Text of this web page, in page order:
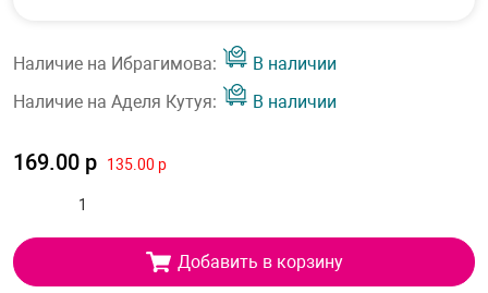
Наличие на Ибрагимова:
В наличии
Наличие на Аделя Кутуя:
В наличии
169.00 р 135.00 р
Добавить в корзину